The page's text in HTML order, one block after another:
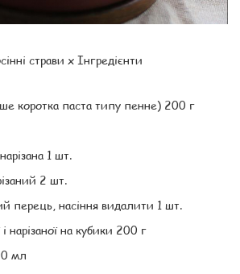
страви x Інгредієнти
коротка паста типу пенне) 200 г
1 шт.
2 шт.
перець, насіння видалити 1 шт.
нарізаної на кубики 200 г
мл